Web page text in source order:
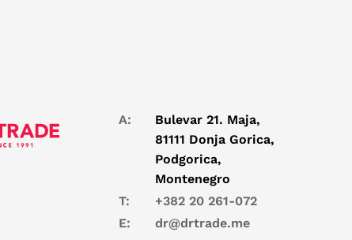
A:
Bulevar 21. Maja,
81111 Donja Gorica,
Podgorica,
Montenegro
T:
+382 20 261-072
E:
dr@drtrade.me